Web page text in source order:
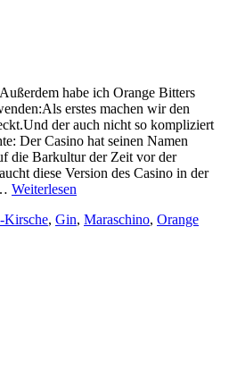
habe ich Orange Bitters
erstes machen wir den
der auch nicht so kompliziert
Der Casino hat seinen Namen
die Barkultur der Zeit vor der
diese Version des Casino in der
Weiterlesen
Kirsche, Gin, Maraschino, Orange